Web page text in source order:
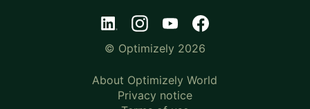
© Optimizely 2026
About Optimizely World
Privacy notice